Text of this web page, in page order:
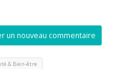
un nouveau commentaire
& Bien-être